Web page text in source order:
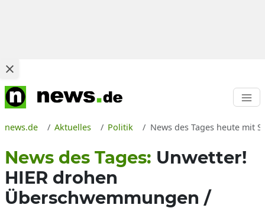
news.de Aktuelles Politik News des Tages heute mit
News des Tages: Unwetter!
HIER drohen
Überschwemmungen /